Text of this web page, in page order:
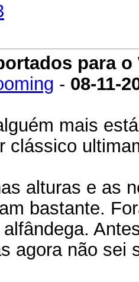
para o
- 08-11-
mais
clássico
alturas e as
bastante.
agora não sei